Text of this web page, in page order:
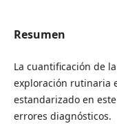
Resumen
La cuantificación de
exploración rutinaria
estandarizado en
errores diagnósticos.